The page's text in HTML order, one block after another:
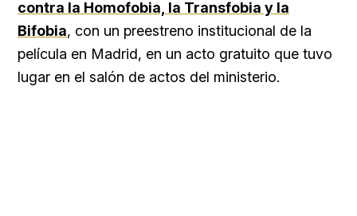
contra la Homofobia, la Transfobia y la
Bifobia, con un preestreno institucional de la
película en Madrid, en un acto gratuito que tuvo
lugar en el salón de actos del ministerio.